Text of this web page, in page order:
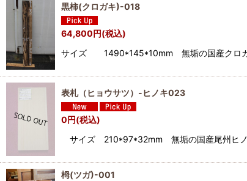
黒柿(クロガキ)-018
64,800円(税込)
サイズ 1490*145*10mm 無垢の国産クロ
表札（ヒョウサツ）-ヒノキ023
0円(税込)
サイズ 210*97*32mm 無垢の国産尾州ヒノ
栂(ツガ)-001